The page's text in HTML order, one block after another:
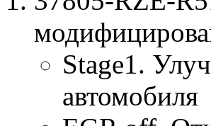
Stage1.
автомобиля